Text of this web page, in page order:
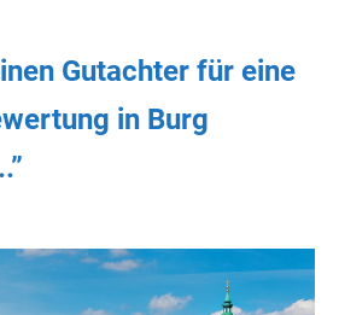
Gutachter für eine
in Burg